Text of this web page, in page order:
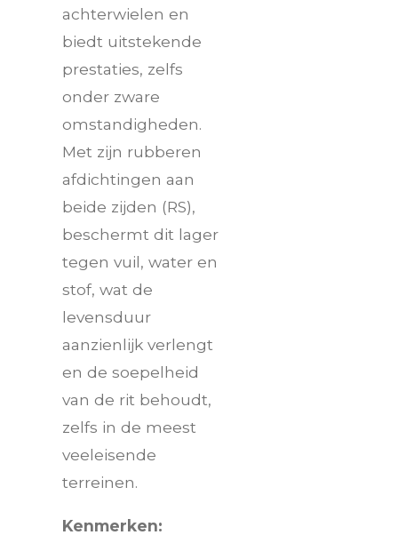
achterwielen en
biedt uitstekende
prestaties, zelfs
onder zware
omstandigheden.
Met zijn rubberen
afdichtingen aan
beide zijden (RS),
beschermt dit lager
tegen vuil, water en
stof, wat de
levensduur
aanzienlijk verlengt
en de soepelheid
van de rit behoudt,
zelfs in de meest
veeleisende
terreinen.
Kenmerken: